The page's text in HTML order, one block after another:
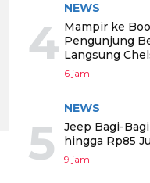
4
NEWS
Mampir ke
Pengunjung
Langsung
6 jam
5
NEWS
Jeep Bagi-
hingga Rp85
9 jam